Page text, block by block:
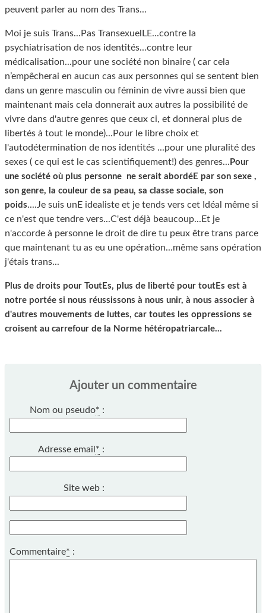
peuvent parler au nom des Trans...
Moi je suis Trans...Pas TransexuelLE...contre la
psychiatrisation de nos identités...contre leur
médicalisation...pour une société non binaire ( car cela
n’empêcherai en aucun cas aux personnes qui se sentent bien
dans un genre masculin ou féminin de vivre aussi bien que
maintenant mais cela donnerait aux autres la possibilité de
vivre dans d'autre genres que ceux ci, et donnerai plus de
libertés à tout le monde)...Pour le libre choix et
l'autodétermination de nos identités ...pour une pluralité des
sexes ( ce qui est le cas scientifiquement!) des genres... Pour
une société où plus personne ne serait abordéE par son sexe ,
son genre, la couleur de sa peau, sa classe sociale, son
poids....Je suis unE idealiste et je tends vers cet Idéal même si
ce n'est que tendre vers...C'est déjà beaucoup...Et je
n'accorde à personne le droit de dire tu peux être trans parce
que maintenant tu as eu une opération...même sans opération
j'étais trans...
Plus de droits pour ToutEs, plus de liberté pour toutEs est à
notre portée si nous réussissons à nous unir, à nous associer à
d'autres mouvements de luttes, car toutes les oppressions se
croisent au carrefour de la Norme hétéropatriarcale...
Ajouter un commentaire
Nom ou pseudo* :
Adresse email * :
Site web :
Commentaire* :